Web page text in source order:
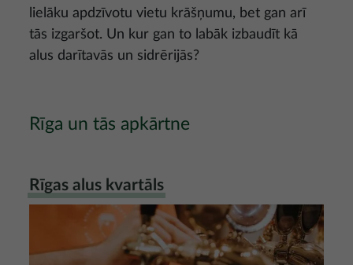
lielāku apdzīvotu vietu krāšņumu, bet gan arī
tās izgaršot. Un kur gan to labāk izbaudīt kā
alus darītavās un sidrērijās?
Rīga un tās apkārtne
Rīgas alus kvartāls